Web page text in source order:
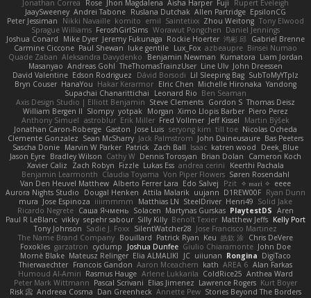
Jonathan Correa
Rose Jhon Magdalena Aisha Harper Fuji
Rupert Eveleigh
JaaySweeney Andrei Tabone Ruslana Dutchak Allen Partridge EpsilonCG
Peter Jessiman
Nikki Navaille komito emil Saintetixx Zhou Weitong Tony Elwood
Sprague Williams FeroshGirlSims Worawut Pongchen Daniel Jennings
Joshua Conard
Mike Dyer Jeremy Fukunaga Rockie Hoerter 鸿彬 邱 Gabriel Brenne
Carmine Ciccone Paul Shewan luke gentile Lux_Fox azbeaupre Binsei Numao
Quade Zaban Aleksandra Davydenko Benjamin Newman Kumatora Liam Jordan
Masanyao Andreas Gohl TheThomasTrainzUser Line Ulv John Dreessen
David Valentine Edson Rodriguez Dávid Borsodi Lil Sleeping Bag SubToMyYTplz
Bryn Couser HanaYou Hakar Kerarmor Elric Chen Michelle Hironaka Yandong
Supachai Chanarittichai
Leonard Rio Ben Seaman
Axis Design Studio | Elliott Benjamin Steve Clements Gordon S Thomas Deisz
William Bergen II Slompy yotpak Morgan Ximo Llopis Barber Piero Perez
Anthony Simuel astroblur Erik Miller Fred Vollmer Jeff Kissel
Martin Býšek
Jonathan Caron-Roberge Gaston Jose Luis seryong kim till toe Nicolas Ocheda
Clemente Gonzalez Sean McSharry Jack Palmstrom John Daineusaure Bas Peeters
Sascha Donie Marvin W Parker Patrick Zach Ball Isaac katren wood
Deek_Blue
Jason Eyre Bradley Wilson Cathy W Dennis Torosyan Brian Dolan
Cameron Koch
Xavier Caliz
Zach Robyn Fizzle Lukas Ess andrea cerini
Keerthi Pachala
Benjamin Learmonth Claudia Toyama Von Piper Flowers Søren Rosendahl
Van Den Heuvel Matthew Alberto Ferrer Lara Edo Salvej Pzit ✧ 𝔪𝔞𝔯𝔦 ✧ eeee
Aurora Nights Studio
Dougal Henken Attila Malarik uujann D1REW00F Ryan Dunn
mura Jose Espinoza iiiimmmm Matthias LN SteelDriver Henri49 Solid Jake
Ricardo Negrete Саша Ячмень Solacen Martynas Gurskas PlaytestDS Aren
Paul R LeBlanc vikky sepehr sabour Silly Killy Benoît Texier Matthew Jeffs Kelly Port
Tony Johnson Sadie J. Foxx SilentWatcher28 Jose Francisco Martinez
The Name Brand Company Bouillard Patrick Ryan Keu 皓欽 涂 Chris DeVere
Foxokles garzatron cyclump Joshua Dunfee Giulio Chiaramonte John Doe
Mornè Blake Mateusz Relinger Elia ALMALIKI JC uiiunan Rongina DigiTaco
Thierwaechter Francois Gandon Aaron Mceachern kath AREA 6 Alan Farkas
Humoud Al-Amiri Rasmus Hauge Arlene Lukkarila ColdRice25 Anthea Ward
Peter Mark Wittmann Pascal Scrivani Elias Jimenez Lawrence Rogers Kurt Boyer
Risk 📀 Andreea Cosma Dan Greenheck Annette Pew Stories Beyond The Borders